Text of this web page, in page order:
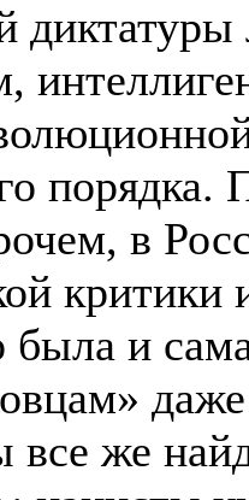
порядка.
в
и
все же